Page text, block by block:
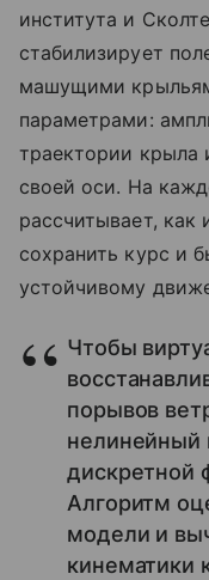
института и
стабилизирует
машущими
параметрами:
траектории крыла
своей оси. На
рассчитывает, как
сохранить курс и
устойчивому
Чтобы
порывов
нелинейный
дискретной
Алгоритм
модели и
кинематики